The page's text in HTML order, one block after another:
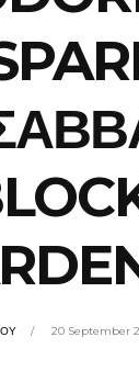
20 September